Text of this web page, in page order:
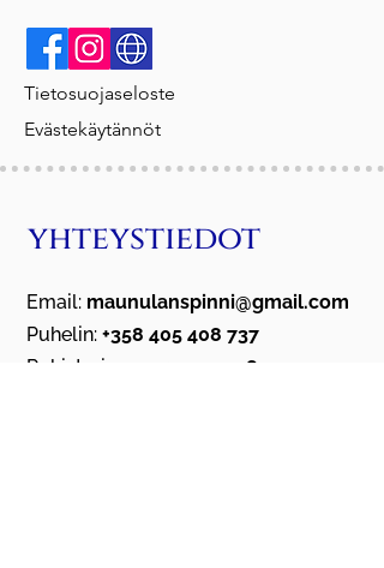
Tietosuojaseloste
Evästekäytännöt
yhteystiedot
Email: maunulanspinni@gmail.com
Puhelin: +358 405 408 737
Rekisteri numero:
214.148